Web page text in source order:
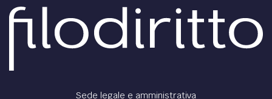
È attiva la campagna di comunicazione dell’INPS per il
riscatto della laurea e per quello agevolato.
Francesca Russo